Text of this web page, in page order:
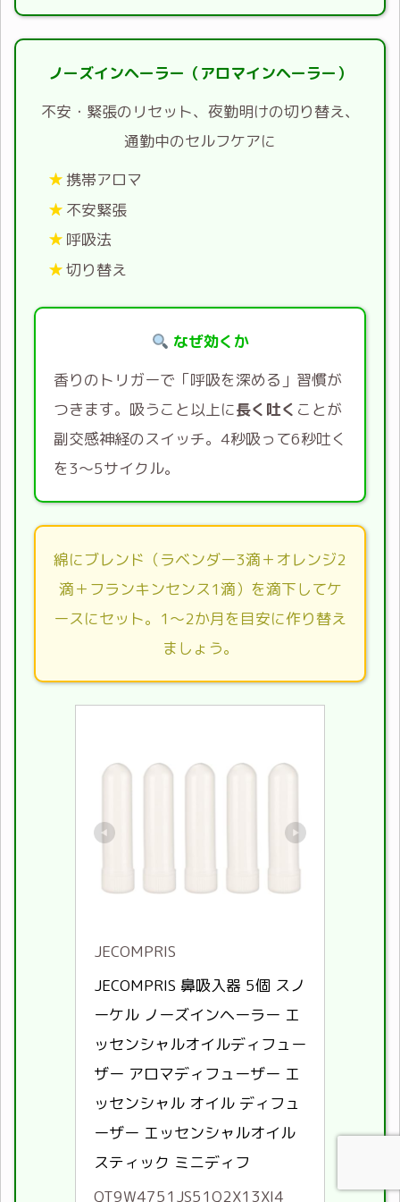
ノーズインヘーラー（アロマインヘーラー）
不安・緊張のリセット、夜勤明けの切り替え、
通勤中のセルフケアに
携帯アロマ
不安緊張
呼吸法
切り替え
なぜ効くか
香りのトリガーで「呼吸を深める」習慣が
つきます。吸うこと以上に長く吐く ことが
副交感神経のスイッチ。4秒吸って6秒吐く
を3〜5サイクル。
綿にブレンド（ラベンダー3滴＋オレンジ2
滴＋フランキンセンス1滴）を滴下してケ
ースにセット。1〜2か月を目安に作り替え
ましょう。
JECOMPRIS
JECOMPRIS 鼻吸入器 5個 スノ
ーケル ノーズインヘーラー エ
ッセンシャルオイルディフュー
ザー アロマディフューザー エ
ッセンシャル オイル ディフュ
ーザー エッセンシャルオイル
スティック ミニディフ
QT9W4751JS51Q2X13XI4